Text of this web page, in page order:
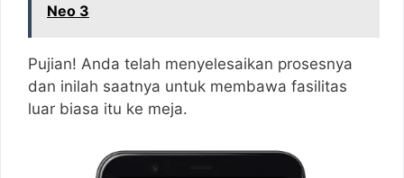
Neo 3
Pujian! Anda telah menyelesaikan prosesnya
dan inilah saatnya untuk membawa fasilitas
luar biasa itu ke meja.